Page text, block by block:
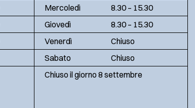
Mercoledì
8.30 – 15.30
Giovedì
8.30 – 15.30
Venerdì
Chiuso
Sabato
Chiuso
Chiuso il giorno 8 settembre